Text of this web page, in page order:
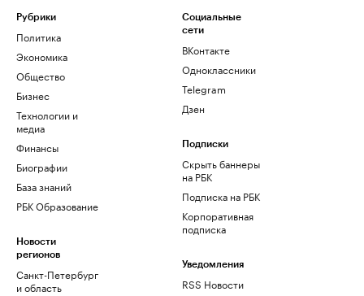
Рубрики
Политика
Экономика
Общество
Бизнес
Технологии и
медиа
Финансы
Биографии
База знаний
РБК Образование
Новости
регионов
Санкт-Петербург
и область
Социальные
сети
ВКонтакте
Одноклассники
Telegram
Дзен
Подписки
Скрыть баннеры
на РБК
Подписка на РБК
Корпоративная
подписка
Уведомления
RSS Новости